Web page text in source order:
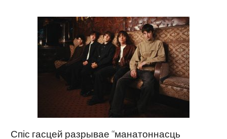
Спіс гасцей разрывае “манатоннасць